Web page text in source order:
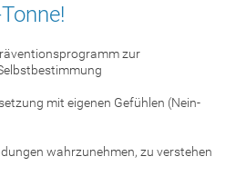
zur
mit eigenen Gefühlen (Nein-
wahrzunehmen, zu verstehen